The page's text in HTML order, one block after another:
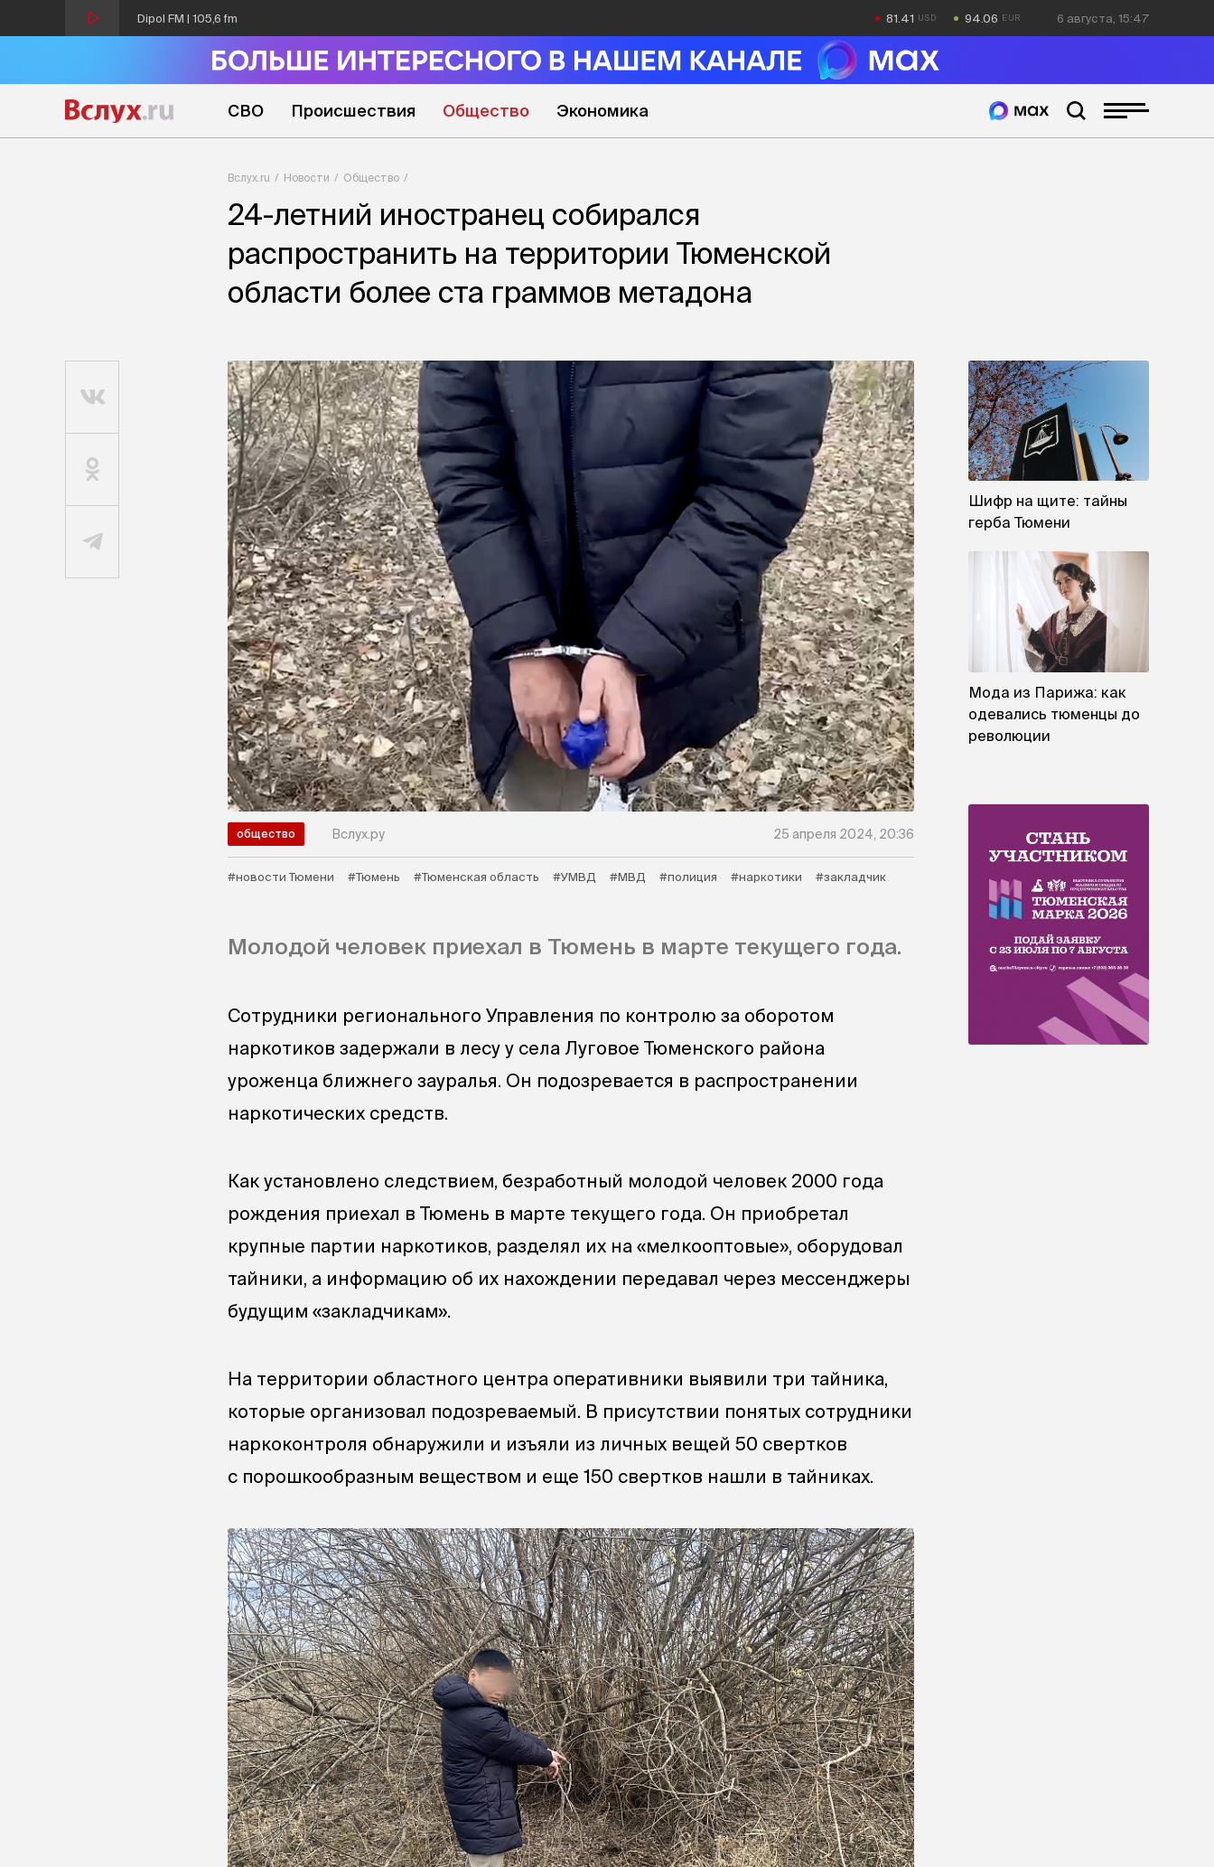
Dipol FM | 105,6 fm 81.41 94.06 6 августа, 15:47
СВО Происшествия Общество Экономика
Вслух.ru Новости Общество
24-летний иностранец собирался
распространить на территории Тюменской
области более ста граммов метадона
общество Вслух.ру 25 апреля 2024, 20:36
#новости Тюмени #Тюмень #Тюменская область #УМВД #МВД #полиция #наркотики #закладчик
Молодой человек приехал в Тюмень в марте текущего года.
Сотрудники регионального Управления по контролю за оборотом
наркотиков задержали в лесу у села Луговое Тюменского района
уроженца ближнего зауралья. Он подозревается в распространении
наркотических средств.
Как установлено следствием, безработный молодой человек 2000 года
рождения приехал в Тюмень в марте текущего года. Он приобретал
крупные партии наркотиков, разделял их на «мелкооптовые», оборудовал
тайники, а информацию об их нахождении передавал через мессенджеры
будущим «закладчикам».
На территории областного центра оперативники выявили три тайника,
которые организовал подозреваемый. В присутствии понятых сотрудники
наркоконтроля обнаружили и изъяли из личных вещей 50 свертков
с порошкообразным веществом и еще 150 свертков нашли в тайниках.
Шифр на щите: тайны
герба Тюмени
Мода из Парижа: как
одевались тюменцы до
революции